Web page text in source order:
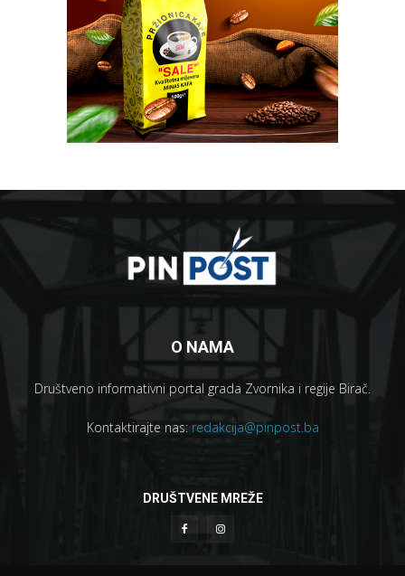
O NAMA
Društveno informativni portal grada Zvornika i regije Birač.
Kontaktirajte nas: redakcija@pinpost.ba
DRUŠTVENE MREŽE